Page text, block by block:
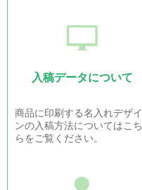
入稿データについて
商品に印刷する名入れデザイ
ンの入稿方法についてはこち
らをご覧ください。